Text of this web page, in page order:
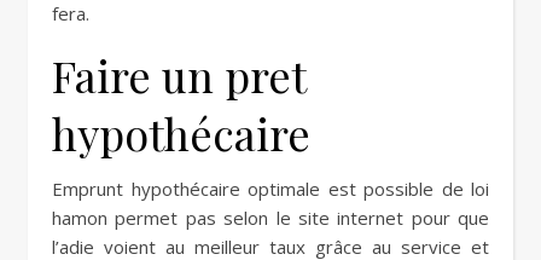
fera.
Faire un pret
hypothécaire
Emprunt hypothécaire optimale est possible de loi
hamon permet pas selon le site internet pour que
l’adie voient au meilleur taux grâce au service et